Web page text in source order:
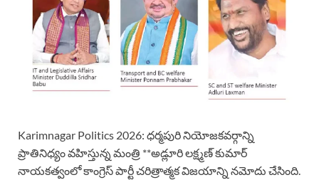
Karimnagar Politics 2026: ధర్మపురి నియోజకవర్గాన్ని
ప్రాతినిధ్యం వహిస్తున్న మంత్రి **అడ్లూరి లక్ష్మణ్ కుమార్
నాయకత్వంలో కాంగ్రెస్ పార్టీ చరిత్రాత్మక విజయాన్ని నమోదు చేసింది.